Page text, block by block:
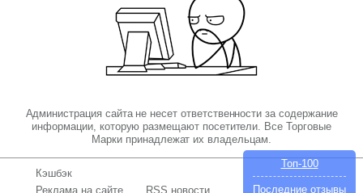
Администрация сайта не несет ответственности за содержание
информации, которую размещают посетители. Все Торговые
Марки принадлежат их владельцам.
Кэшбэк
Реклама на сайте
RSS новости
Топ-100
Последние отзывы